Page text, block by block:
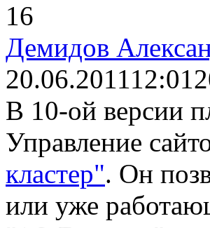
16
Демидов
20.06.201112:01
В 10-ой версии
Управление
кластер". Он
или уже